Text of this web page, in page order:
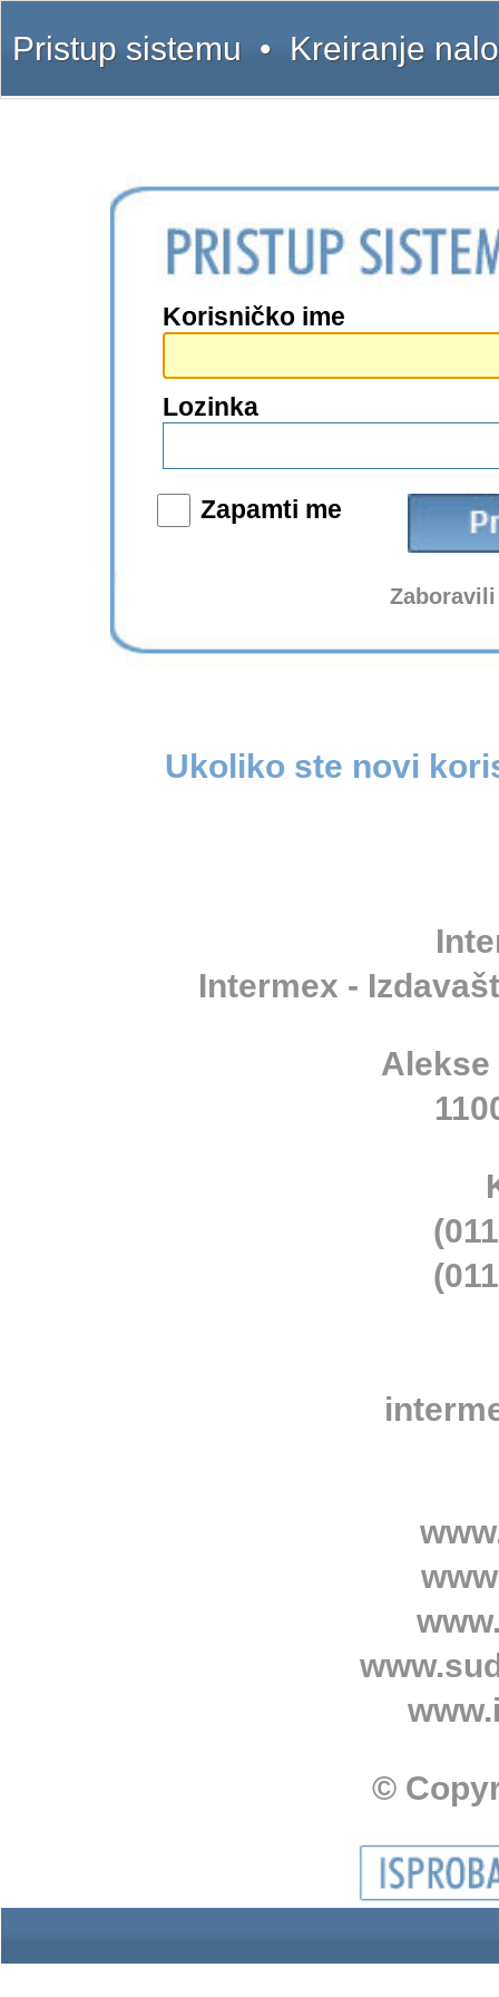
Pristup sistemu • Kreiranje
Korisničko ime
Lozinka
Zapamti me
Ukoliko ste novi
Intermex -
Alekse
©